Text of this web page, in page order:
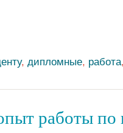
, дипломные, работа
работы